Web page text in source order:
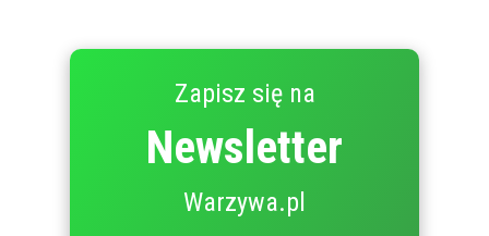
Zapisz się na
Newsletter
Warzywa.pl